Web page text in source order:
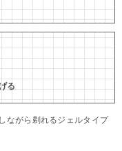
る
ながら剃れるジェルタイプ